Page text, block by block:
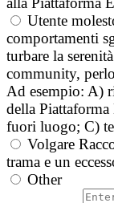
Utente
comportamenti
turbare la
community,
Ad esempio: A)
della
fuori luogo; C)
Volgare
trama e un
Other